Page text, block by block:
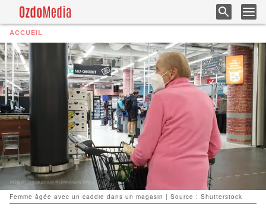
ACCUEIL
Femme âgée avec un caddie dans un magasin | Source : Shutterstock